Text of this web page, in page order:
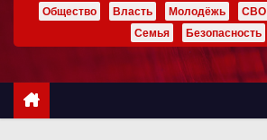
ж
Общество Власть Молодёжь СВО
Семья
Безопасность